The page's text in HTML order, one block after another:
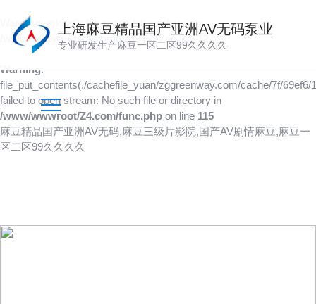
Warning: mkdir(): No space left on device in
/www/wwwroot/Z4.com/func.php
on line 127
Warning:
file_put_contents(./cachefile_yuan/zggreenway.com/cache/7f/69ef6/
failed to open stream: No such file or directory in
/www/wwwroot/Z4.com/func.php on line 115
麻豆精品国产亚洲AV无码,麻豆三级片影院,国产AV剧情麻豆,麻豆一
区二区99久久久久
上海麻豆精品国产亚洲AV无码泵业
专业研发生产麻豆一区二区99久久久久